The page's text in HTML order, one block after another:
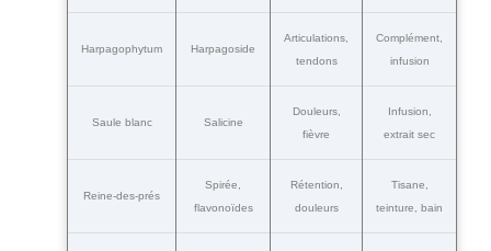
Harpagophytum Harpagoside
Articulations,
tendons
Complément,
infusion
Saule blanc Salicine
Douleurs,
fièvre
Infusion,
extrait sec
Reine-des-prés
Spirée,
flavonoïdes
Rétention,
douleurs
Tisane,
teinture, bain